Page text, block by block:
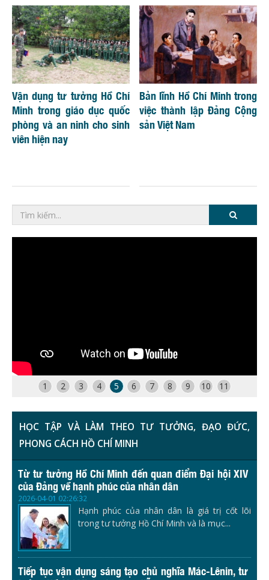
Vận dụng tư tưởng Hồ Chí
Minh trong giáo dục quốc
phòng và an ninh cho sinh
viên hiện nay
Bản lĩnh Hồ Chí Minh trong
việc thành lập Đảng Cộng
sản Việt Nam
1 2 3 4 5 6 7 8 9 10 11
HỌC TẬP VÀ LÀM THEO TƯ TƯỞNG, ĐẠO ĐỨC,
PHONG CÁCH HỒ CHÍ MINH
Từ tư tưởng Hồ Chí Minh đến quan điểm Đại hội XIV
của Đảng về hạnh phúc của nhân dân
2026-04-01 02:26:32
Hạnh phúc của nhân dân là giá trị cốt lõi
trong tư tưởng Hồ Chí Minh và là mục...
Tiếp tục vận dụng sáng tạo chủ nghĩa Mác-Lênin, tư